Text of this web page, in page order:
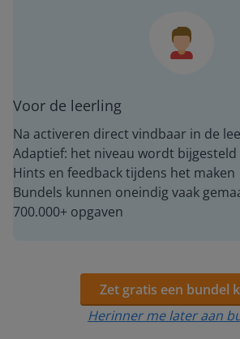
Voor de leerling
Na activeren direct vindbaar in de
Adaptief: het niveau wordt bijgesteld
Hints en feedback tijdens het maken
Bundels kunnen oneindig vaak
700.000+ opgaven
Zet gratis een bundel
Herinner me later aan